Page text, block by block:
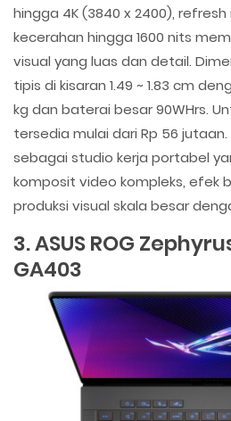
hingga 4K (3840 x 2400), refresh
kecerahan hingga 1600 nits
visual yang luas dan detail.
tipis di kisaran 1.49 ~ 1.83 cm
kg dan baterai besar 90WHrs.
tersedia mulai dari Rp 56
sebagai studio kerja portabel
komposit video kompleks, efek
produksi visual skala besar
3. ASUS ROG
GA403